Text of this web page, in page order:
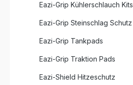
Eazi-Grip Kühlerschlauch Kits
Eazi-Grip Steinschlag Schutz
Eazi-Grip Tankpads
Eazi-Grip Traktion Pads
Eazi-Shield Hitzeschutz